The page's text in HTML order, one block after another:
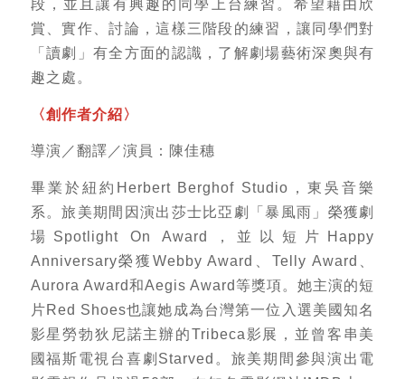
段，並且讓有興趣的同學上台練習。希望藉由欣
賞、實作、討論，這樣三階段的練習，讓同學們對
「讀劇」有全方面的認識，了解劇場藝術深奧與有
趣之處。
〈創作者介紹〉
導演／翻譯／演員：陳佳穗
畢業於紐約Herbert Berghof Studio，東吳音樂
系。旅美期間因演出莎士比亞劇「暴風雨」榮獲劇
場Spotlight On Award，並以短片Happy
Anniversary榮獲Webby Award、Telly Award、
Aurora Award和Aegis Award等獎項。她主演的短
片Red Shoes也讓她成為台灣第一位入選美國知名
影星勞勃狄尼諾主辦的Tribeca影展，並曾客串美
國福斯電視台喜劇Starved。旅美期間參與演出電